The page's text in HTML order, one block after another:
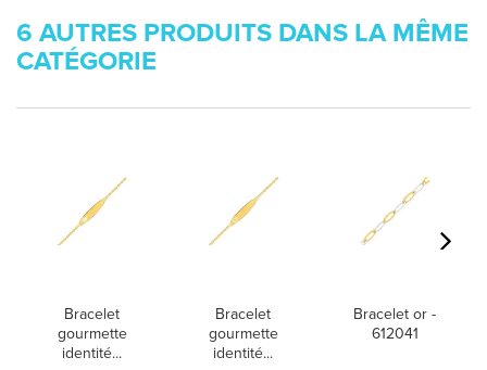
6 AUTRES PRODUITS DANS LA MÊME
CATÉGORIE
Bracelet
gourmette
identité...
Bracelet
gourmette
identité...
Bracelet or -
612041